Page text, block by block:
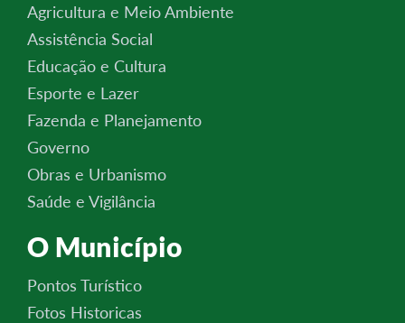
Agricultura e Meio Ambiente
Assistência Social
Educação e Cultura
Esporte e Lazer
Fazenda e Planejamento
Governo
Obras e Urbanismo
Saúde e Vigilância
O Município
Pontos Turístico
Fotos Historicas